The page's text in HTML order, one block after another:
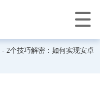
- 2个技巧解密：如何实现安卓